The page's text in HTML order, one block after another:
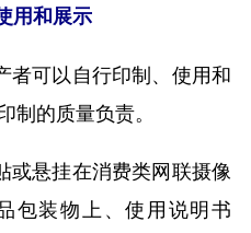
用和展示
者可以自行印制、使用和
制的质量负责。
或悬挂在消费类网联摄像
包装物上、使用说明书